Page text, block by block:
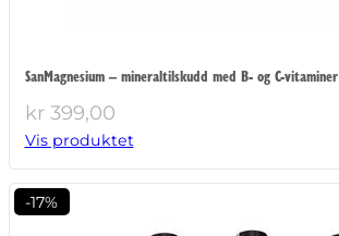
SanMagnesium – mineraltilskudd med B- og C-vitaminer
kr399,00
Vis produktet
-17%